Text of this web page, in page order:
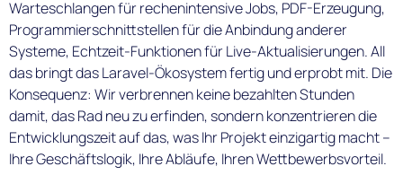
Warteschlangen für rechenintensive Jobs, PDF-Erzeugung,
Programmierschnittstellen für die Anbindung anderer
Systeme, Echtzeit-Funktionen für Live-Aktualisierungen. All
das bringt das Laravel-Ökosystem fertig und erprobt mit. Die
Konsequenz: Wir verbrennen keine bezahlten Stunden
damit, das Rad neu zu erfinden, sondern konzentrieren die
Entwicklungszeit auf das, was Ihr Projekt einzigartig macht –
Ihre Geschäftslogik, Ihre Abläufe, Ihren Wettbewerbsvorteil.